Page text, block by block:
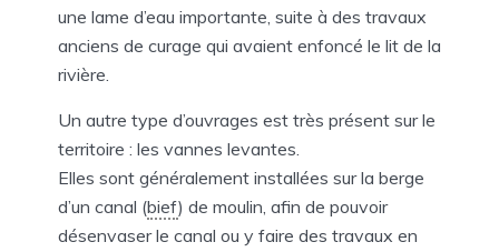
une lame d’eau importante, suite à des travaux
anciens de curage qui avaient enfoncé le lit de la
rivière.
Un autre type d’ouvrages est très présent sur le
territoire : les vannes levantes.
Elles sont généralement installées sur la berge
d’un canal (bief) de moulin, afin de pouvoir
désenvaser le canal ou y faire des travaux en